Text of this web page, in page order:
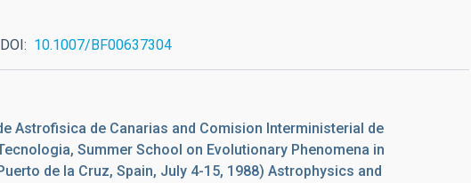
DOI 10.1007/BF00637304
Astrofisica de Canarias and Comision Interministerial de
Summer School on Evolutionary Phenomena in
de la Cruz, Spain, July 4-15, 1988) Astrophysics and